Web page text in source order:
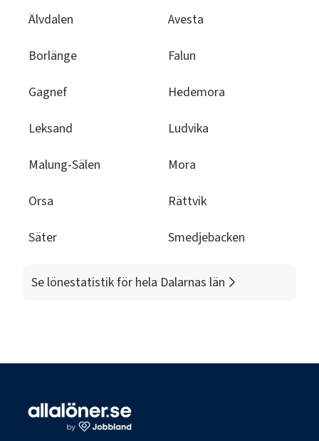
Älvdalen Avesta
Borlänge Falun
Gagnef Hedemora
Leksand Ludvika
Malung-Sälen Mora
Orsa Rättvik
Säter Smedjebacken
Se lönestatistik för hela Dalarnas län